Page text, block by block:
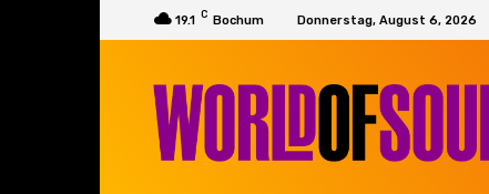
19.1 C Bochum Donnerstag, August 6, 2026